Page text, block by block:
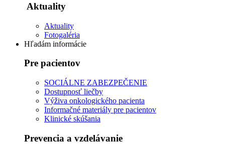
Aktuality
Aktuality
Fotogaléria
Hľadám informácie
Pre pacientov
SOCIÁLNE ZABEZPEČENIE
Dostupnosť liečby
Výživa onkologického pacienta
Informačné materiály pre pacientov
Klinické skúšania
Prevencia a vzdelávanie